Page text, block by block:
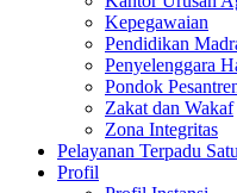
Kepegawaian
Pendidikan
Penyelenggara
Pondok
Zakat dan Wakaf
Zona Integritas
Pelayanan Terpadu
Profil